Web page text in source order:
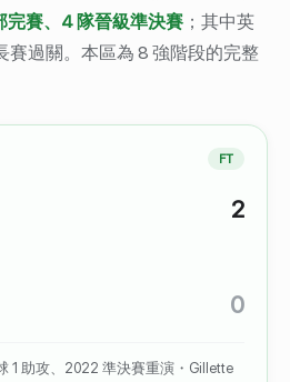
完賽、4 隊晉級準決賽 ；其中英
賽過關。本區為 8 強階段的完整
FT
2
0
1 助攻、2022 準決賽重演・Gillette